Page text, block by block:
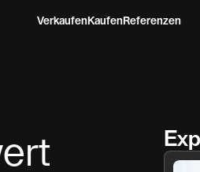
VerkaufenKaufenReferenzen